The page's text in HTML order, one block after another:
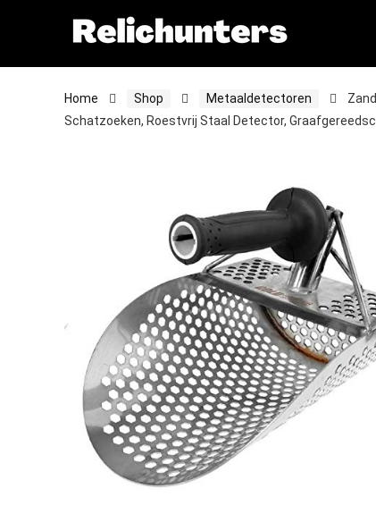
Home Shop Metaaldetectoren
Schatzoeken, Roestvrij Staal Detector,